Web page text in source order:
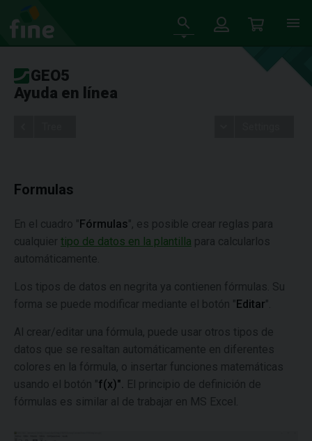
GEO5
Ayuda en línea
Formulas
En el cuadro "Fórmulas", es posible crear reglas para
cualquier tipo de datos en la plantilla para calcularlos
automáticamente.
Los tipos de datos en negrita ya contienen fórmulas. Su
forma se puede modificar mediante el botón "Editar".
Al crear/editar una fórmula, puede usar otros tipos de
datos que se resaltan automáticamente en diferentes
colores en la fórmula, o insertar funciones matemáticas
usando el botón "f(x)". El principio de definición de
fórmulas es similar al de trabajar en MS Excel.